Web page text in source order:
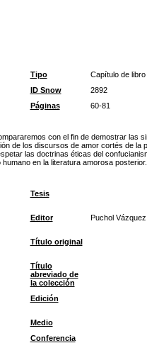
Tipo
Capítulo de libro
ID Snow
2892
Páginas
60-81
con el fin de demostrar las
de los discursos de amor cortés de la
las doctrinas éticas del
en la literatura amorosa
Tesis
Editor Puchol
Título original
Título
abreviado de
la colección
Edición
Medio
Conferencia